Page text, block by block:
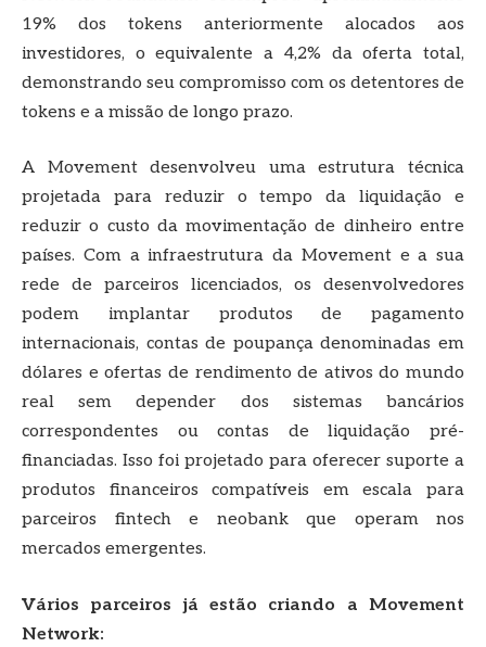
19% dos tokens anteriormente alocados aos
investidores, o equivalente a 4,2% da oferta total,
demonstrando seu compromisso com os detentores de
tokens e a missão de longo prazo.
A Movement desenvolveu uma estrutura técnica
projetada para reduzir o tempo da liquidação e
reduzir o custo da movimentação de dinheiro entre
países. Com a infraestrutura da Movement e a sua
rede de parceiros licenciados, os desenvolvedores
podem implantar produtos de pagamento
internacionais, contas de poupança denominadas em
dólares e ofertas de rendimento de ativos do mundo
real sem depender dos sistemas bancários
correspondentes ou contas de liquidação pré-
financiadas. Isso foi projetado para oferecer suporte a
produtos financeiros compatíveis em escala para
parceiros fintech e neobank que operam nos
mercados emergentes.
Vários parceiros já estão criando a Movement
Network: